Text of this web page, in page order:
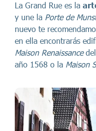
La Grand Rue es la
y une la Porte de
nuevo te
en ella encontrarás
Maison Renaissance
año 1568 o la Maison